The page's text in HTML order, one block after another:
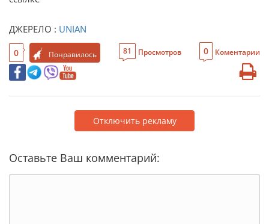
ДЖЕРЕЛО : UNIAN
0 Понравилось 81 Просмотров 0 Коментарии
Отключить рекламу
Оставьте Ваш комментарий: